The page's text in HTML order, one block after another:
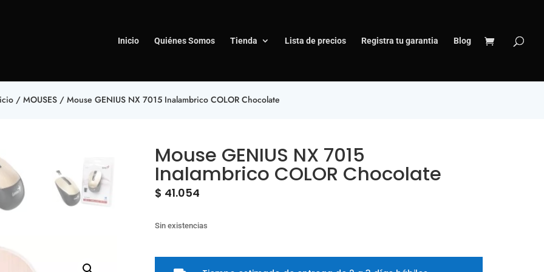
Inicio Quiénes Somos Tienda Lista de precios Registra tu garantia Blog
/ MOUSES / Mouse GENIUS NX 7015 Inalambrico COLOR Chocolate
Mouse GENIUS NX 7015
Inalambrico COLOR Chocolate
$ 41.054
Sin existencias